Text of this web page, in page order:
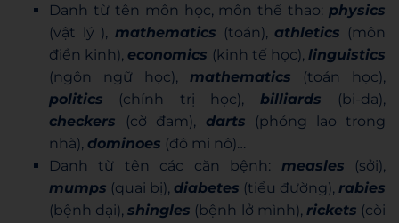
Danh từ tên môn học, môn thể thao: physics
(vật lý ), mathematics (toán),athletics (môn
điền kinh),economics (kinh tế học),linguistics
(ngôn ngữ học), mathematics (toán học),
politics (chính trị học), billiards
(bi-da),
checkers (cờ đam), darts (phóng lao trong
nhà), dominoes (đô mi nô)…
Danh từ tên các căn bệnh: measles (sởi),
mumps (quai bị), diabetes (tiểu đường), rabies
(bệnh dại),shingles (bệnh lở mình), rickets (còi